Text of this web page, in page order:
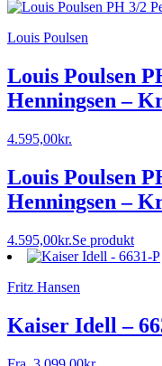
Louis Poulsen
Louis Poulsen
Henningsen –
4.595,00kr.
Louis Poulsen
Henningsen –
4.595,00kr.Se produkt
Fritz Hansen
Kaiser Idell –